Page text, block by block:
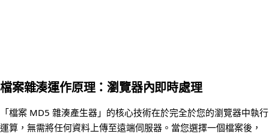
檔案雜湊運作原理：瀏覽器內即時處理
「檔案 MD5 雜湊產生器」的核心技術在於完全於您的瀏覽器中執行
運算，無需將任何資料上傳至遠端伺服器。當您選擇一個檔案後，